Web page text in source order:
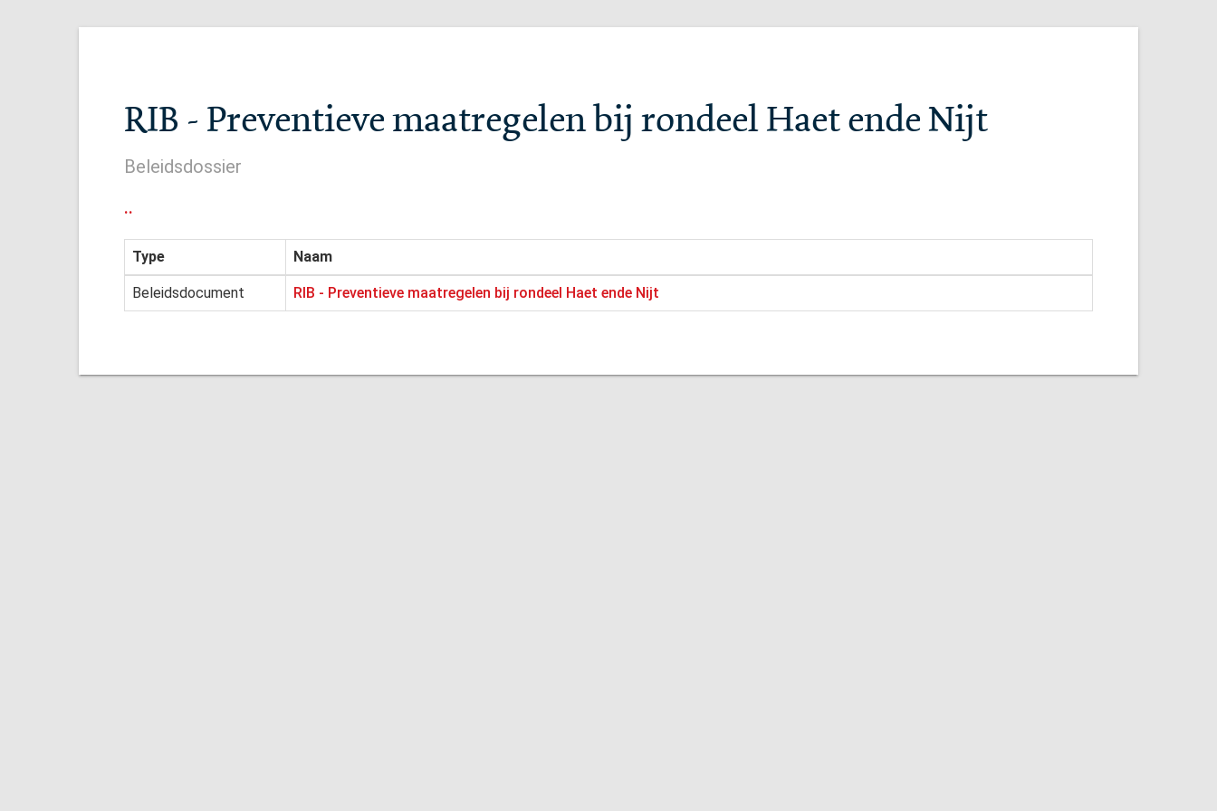
RIB - Preventieve maatregelen bij rondeel Haet ende Nijt
Beleidsdossier
..
Type Naam
Beleidsdocument RIB - Preventieve maatregelen bij rondeel Haet ende Nijt